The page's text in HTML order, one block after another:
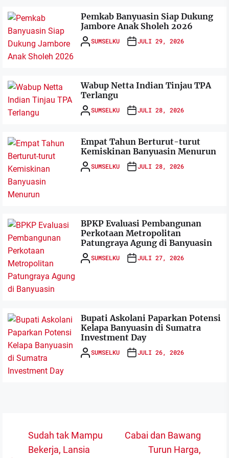
Pemkab Banyuasin Siap Dukung
Jambore Anak Sholeh 2026
SUMSELKU JULI 29, 2026
Wabup Netta Indian Tinjau TPA
Terlangu
SUMSELKU JULI 28, 2026
Empat Tahun Berturut-turut
Kemiskinan Banyuasin Menurun
SUMSELKU JULI 28, 2026
BPKP Evaluasi Pembangunan
Perkotaan Metropolitan
Patungraya Agung di Banyuasin
SUMSELKU JULI 27, 2026
Bupati Askolani Paparkan Potensi
Kelapa Banyuasin di Sumatra
Investment Day
SUMSELKU JULI 26, 2026
Navigasi
pos
Sudah tak Mampu
Bekerja, Lansia
Cabai dan Bawang
Turun Harga,